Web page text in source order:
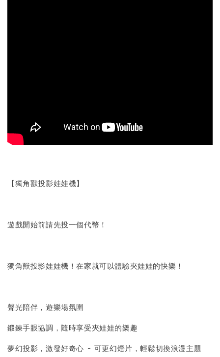
【獨角獸投影娃娃機】
遊戲開始前請先投一個代幣！
獨角獸投影娃娃機！在家就可以體驗夾娃娃的快樂！
聲光陪伴，遊樂場氛圍
鍛鍊手眼協調，隨時享受夾娃娃的樂趣
夢幻投影，激發好奇心 - 可更幻燈片，輕鬆切換浪漫主題